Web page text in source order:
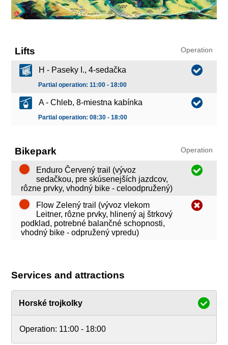
Lifts Operation
H - Paseky I., 4-sedačka
Partial operation: 11:00 - 18:00
A - Chleb, 8-miestna kabínka
Partial operation: 08:30 - 18:00
Bikepark Operation
Enduro Červený trail (vývoz
sedačkou, pre skúsenejších jazdcov,
rôzne prvky, vhodný bike - celoodpružený)
Flow Zelený trail (vývoz vlekom
Leitner, rôzne prvky, hlinený aj štrkový
podklad, potrebné balančné schopnosti,
vhodný bike - odpružený vpredu)
Services and attractions
Horské trojkolky
Operation: 11:00 - 18:00